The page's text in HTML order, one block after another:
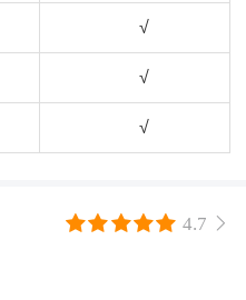
√
√
√
4.7